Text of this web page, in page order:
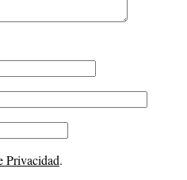
Privacidad.